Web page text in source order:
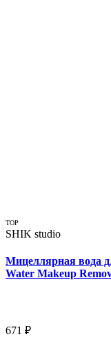
TOP
SHIK studio
Мицеллярная вода
Water Makeup
671 ₽